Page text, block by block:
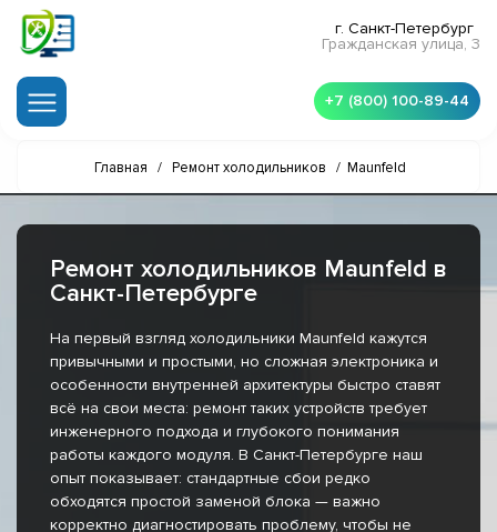
г. Санкт-Петербург
Гражданская улица, 3
+7 (800) 100-89-44
Главная / Ремонт холодильников / Maunfeld
Ремонт холодильников Maunfeld в
Санкт-Петербурге
На первый взгляд холодильники Maunfeld кажутся
привычными и простыми, но сложная электроника и
особенности внутренней архитектуры быстро ставят
всё на свои места: ремонт таких устройств требует
инженерного подхода и глубокого понимания
работы каждого модуля. В Санкт-Петербурге наш
опыт показывает: стандартные сбои редко
обходятся простой заменой блока — важно
корректно диагностировать проблему, чтобы не